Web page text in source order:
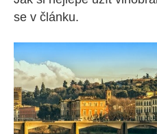
se v článku.